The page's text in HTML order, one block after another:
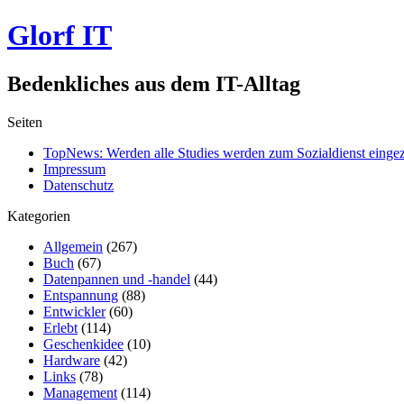
Glorf IT
Bedenkliches aus dem IT-Alltag
Seiten
TopNews: Werden alle Studies werden zum Sozialdienst
Impressum
Datenschutz
Kategorien
Allgemein (267)
Buch (67)
Datenpannen und -handel (44)
Entspannung (88)
Entwickler(60)
Erlebt (114)
Geschenkidee (10)
Hardware (42)
Links (78)
Management (114)